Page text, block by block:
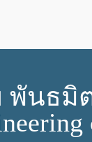
พันธมิต